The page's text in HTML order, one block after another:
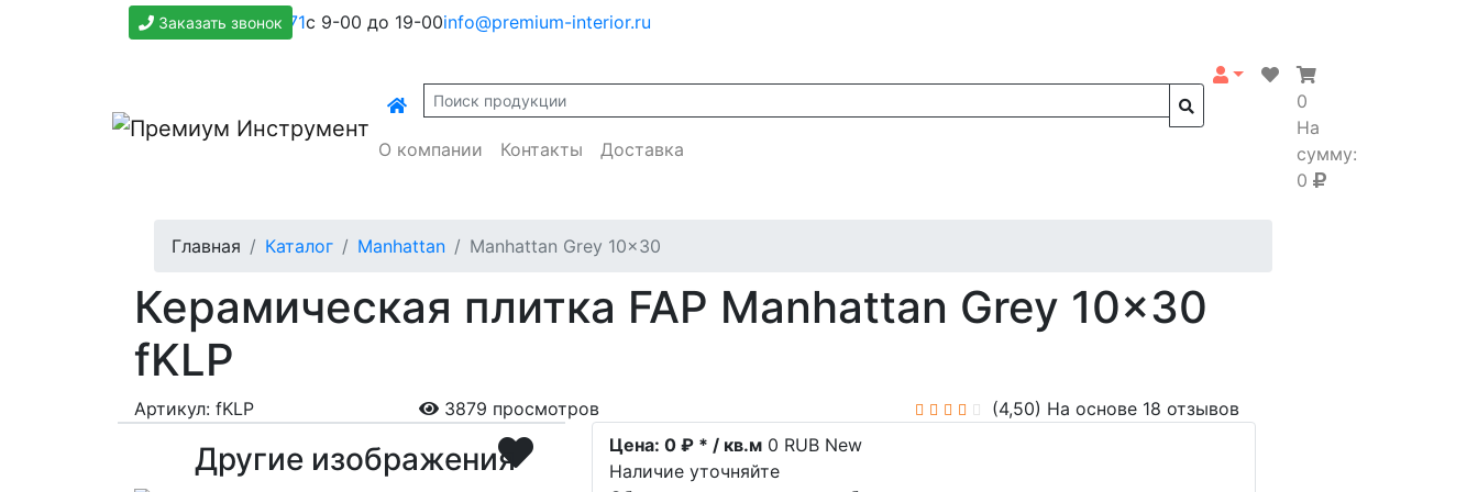
+7(800)500-1271с 9-00 до 19-00info@premium-interior.ru
Заказать звонок
О компании Контакты Доставка
0
На
сумму:
0
Главная Каталог Manhattan Manhattan Grey 10x30
Керамическая плитка FAP Manhattan Grey 10x30
fKLP
Артикул: fKLP 3879 просмотров (4,50) На основе 18 отзывов
Другие изображения Цена: 0 ₽ * / кв.м 0 RUB New
Наличие уточняйте